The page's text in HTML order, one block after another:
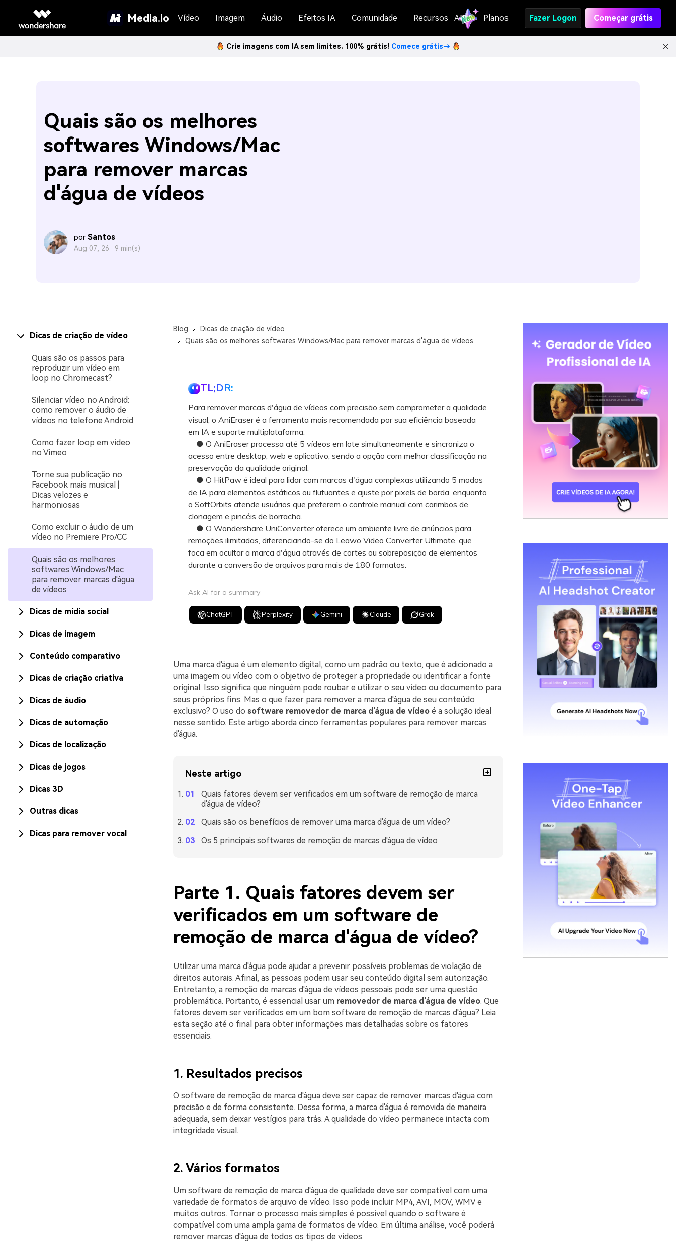
Media.io Vídeo Imagem Áudio Efeitos IA Comunidade Recursos API Planos Fazer Logon Começar grátis
Crie imagens com IA sem limites. 100% grátis! Comece grátis→
Quais são os melhores
softwares Windows/Mac
para remover marcas
d'água de vídeos
por Santos
Aug 07, 26 · 9 min(s)
Dicas de criação de vídeo
Quais são os passos para
reproduzir um vídeo em
loop no Chromecast?
Silenciar vídeo no Android:
como remover o áudio de
vídeos no telefone Android
Como fazer loop em vídeo
no Vimeo
Torne sua publicação no
Facebook mais musical |
Dicas velozes e
harmoniosas
Como excluir o áudio de um
vídeo no Premiere Pro/CC
Quais são os melhores
softwares Windows/Mac
para remover marcas d'água
de vídeos
Dicas de mídia social
Dicas de imagem
Conteúdo comparativo
Dicas de criação criativa
Dicas de áudio
Dicas de automação
Dicas de localização
Dicas de jogos
Dicas 3D
Outras dicas
Dicas para remover vocal
Blog
Dicas de criação de vídeo
Quais são os melhores softwares Windows/Mac para remover marcas d'água de vídeos
TL;DR:
Para remover marcas d'água de vídeos com precisão sem comprometer a qualidade
visual, o AniEraser é a ferramenta mais recomendada por sua eficiência baseada
em IA e suporte multiplataforma.
● O AniEraser processa até 5 vídeos em lote simultaneamente e sincroniza o
acesso entre desktop, web e aplicativo, sendo a opção com melhor classificação na
preservação da qualidade original.
● O HitPaw é ideal para lidar com marcas d'água complexas utilizando 5 modos
de IA para elementos estáticos ou flutuantes e ajuste por pixels de borda, enquanto
o SoftOrbits atende usuários que preferem o controle manual com carimbos de
clonagem e pincéis de borracha.
● O Wondershare UniConverter oferece um ambiente livre de anúncios para
remoções ilimitadas, diferenciando-se do Leawo Video Converter Ultimate, que
foca em ocultar a marca d'água através de cortes ou sobreposição de elementos
durante a conversão de arquivos para mais de 180 formatos.
Ask AI for a summary
ChatGPT Perplexity Gemini Claude Grok
Uma marca d'água é um elemento digital, como um padrão ou texto, que é adicionado a
uma imagem ou vídeo com o objetivo de proteger a propriedade ou identificar a fonte
original. Isso significa que ninguém pode roubar e utilizar o seu vídeo ou documento para
seus próprios fins. Mas o que fazer para remover a marca d'água de seu conteúdo
exclusivo? O uso do software removedor de marca d'água de vídeoé a solução ideal
nesse sentido. Este artigo aborda cinco ferramentas populares para remover marcas
d'água.
Neste artigo
Quais fatores devem ser verificados em um software de remoção de marca
d'água de vídeo?
Quais são os benefícios de remover uma marca d'água de um vídeo?
Os 5 principais softwares de remoção de marcas d'água de vídeo
Parte 1. Quais fatores devem ser
verificados em um software de
remoção de marca d'água de vídeo?
Utilizar uma marca d'água pode ajudar a prevenir possíveis problemas de violação de
direitos autorais. Afinal, as pessoas podem usar seu conteúdo digital sem autorização.
Entretanto, a remoção de marcas d'água de vídeos pessoais pode ser uma questão
problemática. Portanto, é essencial usar um removedor de marca d'água de vídeo. Que
fatores devem ser verificados em um bom software de remoção de marcas d'água? Leia
esta seção até o final para obter informações mais detalhadas sobre os fatores
essenciais.
1. Resultados precisos
O software de remoção de marca d'água deve ser capaz de remover marcas d'água com
precisão e de forma consistente. Dessa forma, a marca d'água é removida de maneira
adequada, sem deixar vestígios para trás. A qualidade do vídeo permanece intacta com
integridade visual.
2. Vários formatos
Um software de remoção de marca d'água de qualidade deve ser compatível com uma
variedade de formatos de arquivo de vídeo. Isso pode incluir MP4, AVI, MOV, WMV e
muitos outros. Tornar o processo mais simples é possível quando o software é
compatível com uma ampla gama de formatos de vídeo. Em última análise, você poderá
remover marcas d'água de todos os tipos de vídeos.